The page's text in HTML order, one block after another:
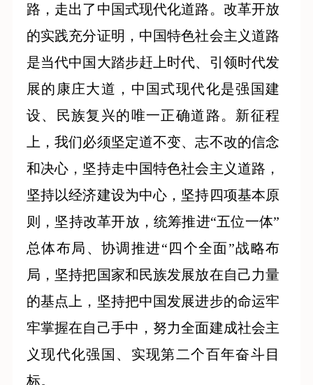
路，走出了中国式现代化道路。改革开放
的实践充分证明，中国特色社会主义道路
是当代中国大踏步赶上时代、引领时代发
展的康庄大道，中国式现代化是强国建
设、民族复兴的唯一正确道路。新征程
上，我们必须坚定道不变、志不改的信念
和决心，坚持走中国特色社会主义道路，
坚持以经济建设为中心，坚持四项基本原
则，坚持改革开放，统筹推进“五位一体”
总体布局、协调推进“四个全面”战略布
局，坚持把国家和民族发展放在自己力量
的基点上，坚持把中国发展进步的命运牢
牢掌握在自己手中，努力全面建成社会主
义现代化强国、实现第二个百年奋斗目
标。